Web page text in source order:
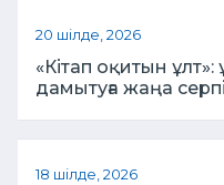
20 шілде, 2026
«Кітап оқитын ұлт»:
дамытуға жаңа
18 шілде, 2026